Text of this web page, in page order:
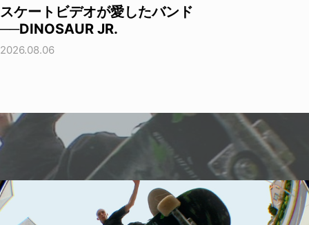
スケートビデオが愛したバンド
──DINOSAUR JR.
2026.08.06